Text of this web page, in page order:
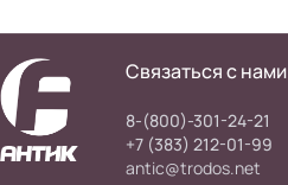
Связаться с нами
8-(800)-301-24-21
+7 (383) 212-01-99
antic@trodos.net